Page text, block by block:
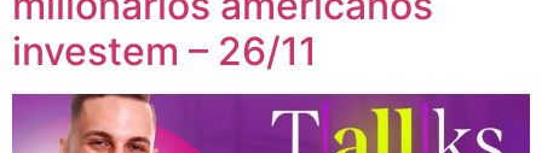
investem – 26/11